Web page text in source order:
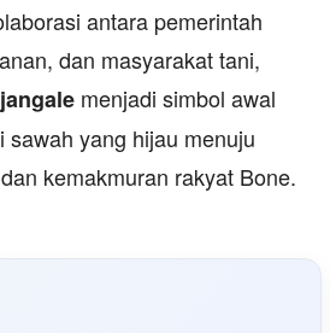
antara pemerintah
dan masyarakat tani,
menjadi simbol awal
sawah yang hijau menuju
kemakmuran rakyat Bone.